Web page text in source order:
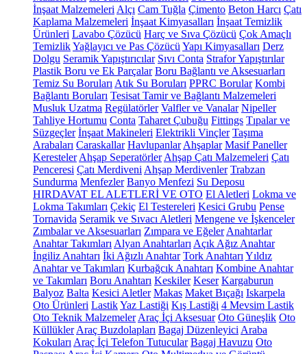
İnşaat Malzemeleri Alçı Cam Tuğla Çimento Beton Harcı Çatı
Kaplama Malzemeleri İnşaat Kimyasalları İnşaat Temizlik
Ürünleri Lavabo Çözücü Harç ve Sıva Çözücü Çok Amaçlı
TemizlikYağlayıcı ve Pas Çözücü Yapı Kimyasalları Derz
Dolgu Seramik Yapıştırıcılar Sıvı Conta Strafor Yapıştırılar
Plastik Boru ve Ek Parçalar Boru Bağlantı ve Aksesuarları
Temiz Su Boruları Atık Su Boruları PPRC Borular Kombi
Bağlantı Boruları Tesisat Tamir ve Bağlantı Malzemeleri
Musluk Uzatma Regülatörler Valfler ve Vanalar Nipeller
Tahliye Hortumu Conta Taharet Çubuğu Fittings Tıpalar ve
Süzgeçler İnşaat Makineleri Elektrikli Vinçler Taşıma
Arabaları Caraskallar Havlupanlar Ahşaplar Masif Paneller
Keresteler Ahşap Seperatörler Ahşap Çatı Malzemeleri Çatı
Penceresi Çatı Merdiveni Ahşap Merdivenler Trabzan
Sundurma Menfezler Banyo Menfezi Su Deposu
HIRDAVAT EL ALETLERİ VE OTO El Aletleri Lokma ve
Lokma Takımları Çekiç El Testereleri Kesici Grubu Pense
Tornavida Seramik ve Sıvacı Aletleri Mengene ve İşkenceler
Zımbalar ve Aksesuarları Zımpara ve Eğeler Anahtarlar
Anahtar Takımları Alyan Anahtarları Açık Ağız Anahtar
İngiliz Anahtarı İki Ağızlı Anahtar Tork Anahtarı Yıldız
Anahtar ve Takımları Kurbağcık Anahtarı Kombine Anahtar
ve Takımları Boru Anahtarı Keskiler Keser Kargaburun
Balyoz Balta Kesici Aletler Makas Maket Bıçağı Iskarpela
Oto Ürünleri LastikYaz Lastiği Kış Lastiği 4 Mevsim Lastik
Oto Teknik Malzemeler Araç İçi Aksesuar Oto Güneşlik Oto
Küllükler Araç Buzdolapları Bagaj Düzenleyici Araba
Kokuları Araç İçi Telefon Tutucular Bagaj Havuzu Oto